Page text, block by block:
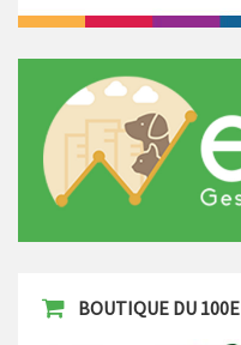
BOUTIQUE DU 100E